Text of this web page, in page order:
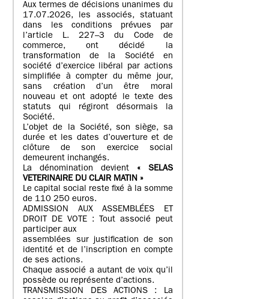
Aux termes de décisions unanimes du
17.07.2026, les associés, statuant
dans les conditions prévues par
l’article L. 227–3 du Code de
commerce, ont décidé la
transformation de la Société en
société d’exercice libéral par actions
simplifiée à compter du même jour,
sans création d’un être moral
nouveau et ont adopté le texte des
statuts qui régiront désormais la
Société.
L’objet de la Société, son siège, sa
durée et les dates d’ouverture et de
clôture de son exercice social
demeurent inchangés.
La dénomination devient « SELAS
VETERINAIRE DU CLAIR MATIN »
Le capital social reste fixé à la somme
de 110 250 euros.
ADMISSION AUX ASSEMBLÉES ET
DROIT DE VOTE : Tout associé peut
participer aux
assemblées sur justification de son
identité et de l’inscription en compte
de ses actions.
Chaque associé a autant de voix qu’il
possède ou représente d’actions.
TRANSMISSION DES ACTIONS : La